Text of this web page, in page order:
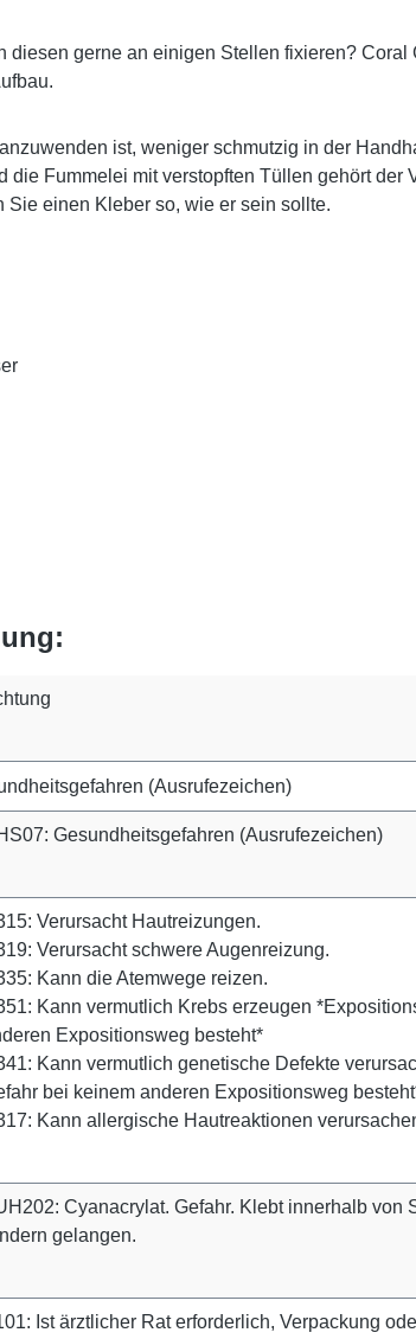
gerne an einigen Stellen fixieren?
ist, weniger schmutzig in der
Fummelei mit verstopften Tüllen gehört
Sie einen Kleber so, wie er sein sollte.
Gesundheitsgefahren (Ausrufezeichen)
Verursacht Hautreizungen.
Verursacht schwere Augenreizung.
Kann die Atemwege reizen.
Kann vermutlich Krebs erzeugen
Expositionsweg besteht*
Kann vermutlich genetische Defekte
bei keinem anderen Expositionsweg
Kann allergische Hautreaktionen
Cyanacrylat. Gefahr. Klebt innerhalb
gelangen.
Ist ärztlicher Rat erforderlich, Verpackung